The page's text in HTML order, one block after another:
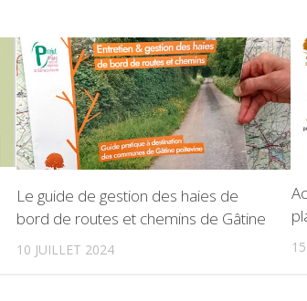
Le guide de gestion des haies de
bord de routes et chemins de Gâtine
10 JUILLET 2024